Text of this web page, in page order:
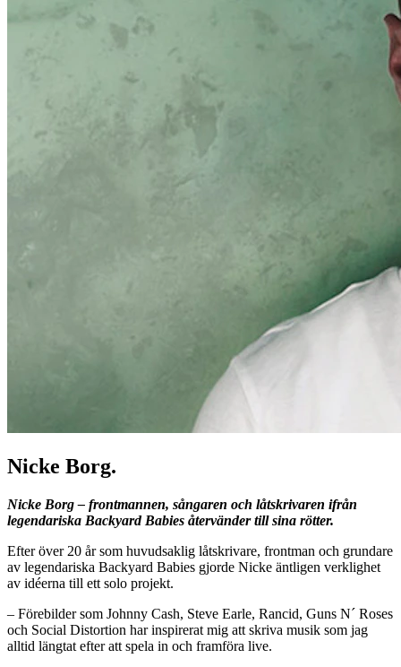
Nicke Borg.
Nicke Borg – frontmannen, sångaren och låtskrivaren ifrån
legendariska Backyard Babies återvänder till sina rötter.
Efter över 20 år som huvudsaklig låtskrivare, frontman och grundare
av legendariska Backyard Babies gjorde Nicke äntligen verklighet
av idéerna till ett solo projekt.
– Förebilder som Johnny Cash, Steve Earle, Rancid, Guns N´ Roses
och Social Distortion har inspirerat mig att skriva musik som jag
alltid längtat efter att spela in och framföra live.